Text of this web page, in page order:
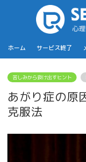
ホーム サービス終了
苦しみから抜け出すヒント
あがり症の原
克服法